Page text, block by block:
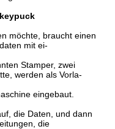
möchte, braucht einen
mit ei-
Stamper, zwei
werden als Vorla-
eingebaut.
die Daten, und dann
die